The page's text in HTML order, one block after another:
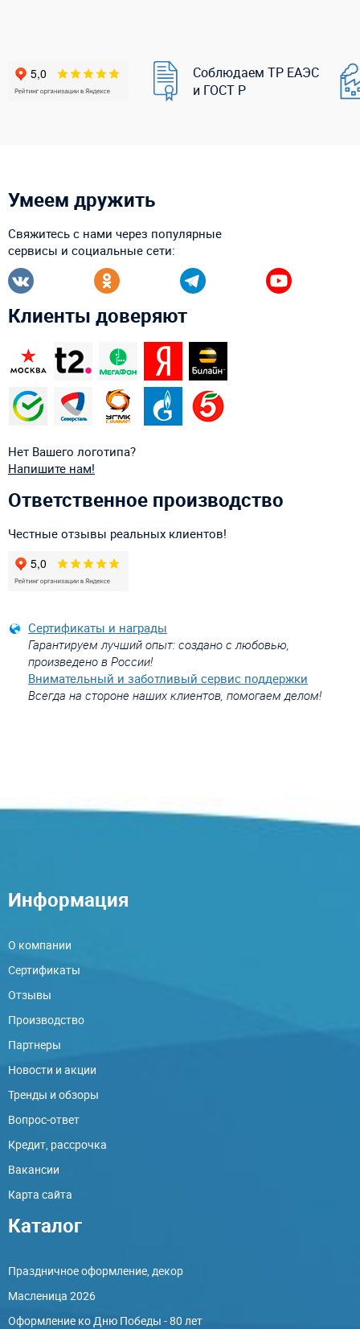
Соблюдаем ТР ЕАЭС
и ГОСТ Р
Умеем дружить
Свяжитесь с нами через популярные
сервисы и социальные сети:
Клиенты доверяют
Нет Вашего логотипа?
Напишите нам!
Ответственное производство
Честные отзывы реальных клиентов!
Сертификаты и награды
Гарантируем лучший опыт: создано с любовью,
произведено в России!
Внимательный и заботливый сервис поддержки
Всегда на стороне наших клиентов, помогаем делом!
Информация
О компании
Сертификаты
Отзывы
Производство
Партнеры
Новости и акции
Тренды и обзоры
Вопрос-ответ
Кредит, рассрочка
Вакансии
Карта сайта
Каталог
Праздничное оформление, декор
Масленица 2026
Оформление ко Дню Победы - 80 лет